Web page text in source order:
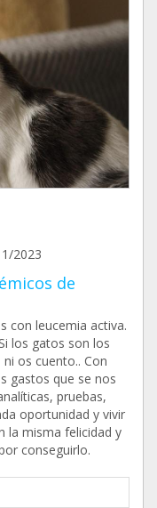
2023
de
con leucemia activa.
los gatos son los
os cuento.. Con
gastos que se nos
pruebas,
oportunidad y vivir
la misma felicidad y
conseguirlo.